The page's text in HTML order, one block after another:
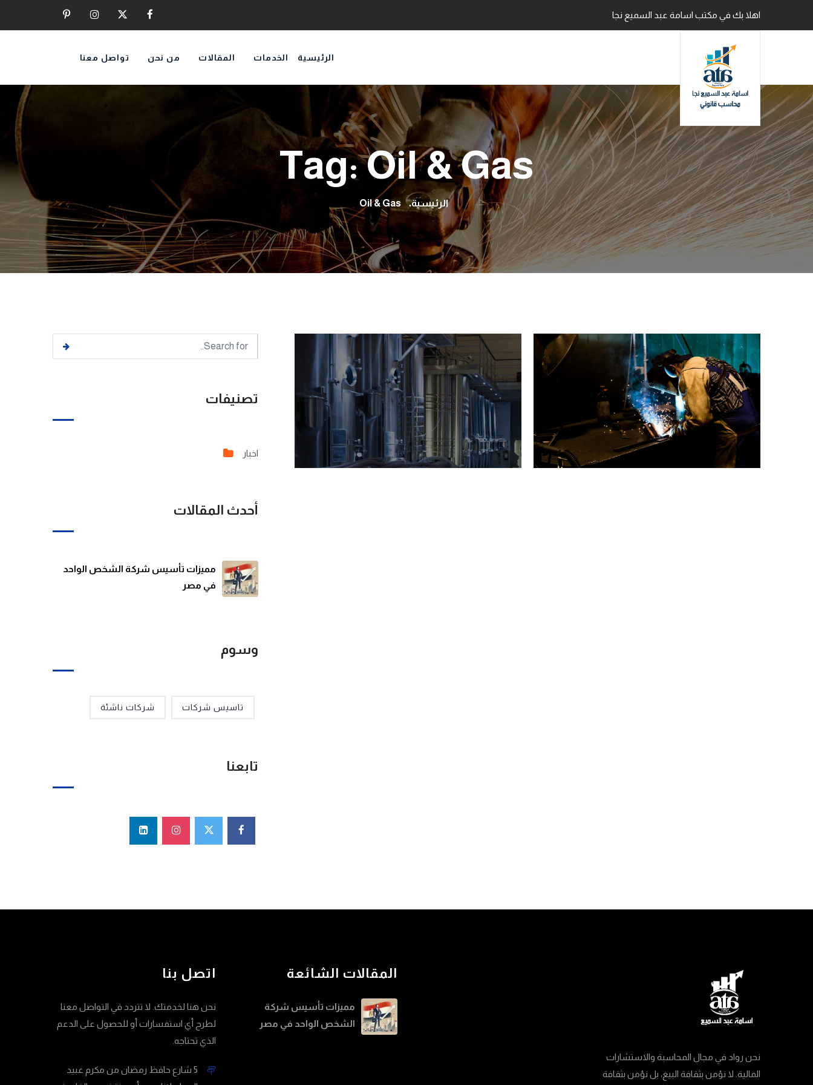
اهلا بك في مكتب اسامة عبد السميع نجا
الرئيسية الخدمات المقالات من نحن تواصل معنا
Tag:Oil & Gas
الرئيسية Oil & Gas
تصنيفات
اخبار
أحدث المقالات
مميزات تأسيس شركة الشخص الواحد
في مصر
وسوم
تاسيس شركات شركات ناشئة
تابعنا
نحن رواد في مجال المحاسبة والاستشارات
المالية. لا نؤمن بثقافة البيع، بل نؤمن بثقافة
المقالات الشائعة
مميزات تأسيس شركة
الشخص الواحد في مصر
اتصل بنا
نحن هنا لخدمتك. لا تتردد في التواصل معنا
لطرح أي استفسارات أو للحصول على الدعم
الذي تحتاجه.
5 شارع حافظ رمضان من مكرم عبيد